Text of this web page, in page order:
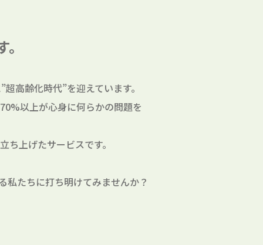
高齢化時代”を迎えています。
以上が心身に何らかの問題を
上げたサービスです。
私たちに打ち明けてみませんか？